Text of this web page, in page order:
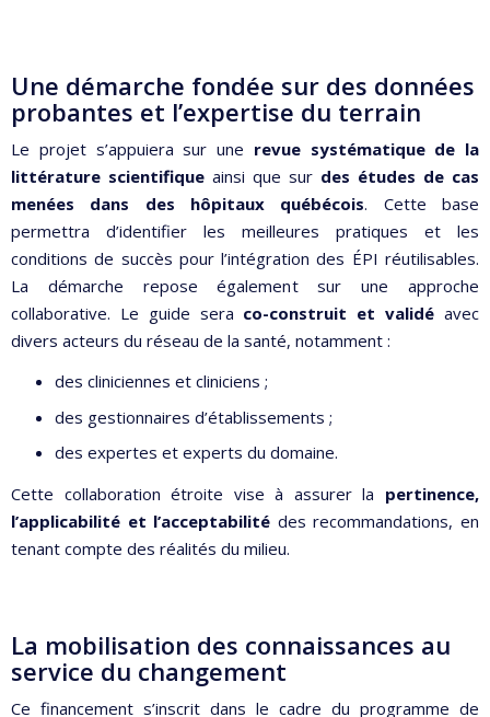
Une démarche fondée sur des données
probantes et l’expertise du terrain
Le projet s’appuiera sur une revue systématique de la
littérature scientifique ainsi que sur des études de cas
menées dans des hôpitaux québécois. Cette base
permettra d’identifier les meilleures pratiques et les
conditions de succès pour l’intégration des ÉPI réutilisables.
La démarche repose également sur une approche
collaborative. Le guide sera co-construit et validé avec
divers acteurs du réseau de la santé, notamment :
des cliniciennes et cliniciens ;
des gestionnaires d’établissements ;
des expertes et experts du domaine.
Cette collaboration étroite vise à assurer la pertinence,
l’applicabilité et l’acceptabilité des recommandations, en
tenant compte des réalités du milieu.
La mobilisation des connaissances au
service du changement
Ce financement s’inscrit dans le cadre du programme de